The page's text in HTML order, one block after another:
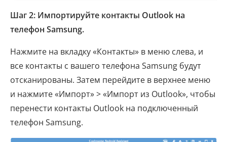
Шаг 2: Импортируйте контакты Outlook на
телефон Samsung.
Нажмите на вкладку «Контакты» в меню слева, и
все контакты с вашего телефона Samsung будут
отсканированы. Затем перейдите в верхнее меню
и нажмите «Импорт» > «Импорт из Outlook», чтобы
перенести контакты Outlook на подключенный
телефон Samsung.